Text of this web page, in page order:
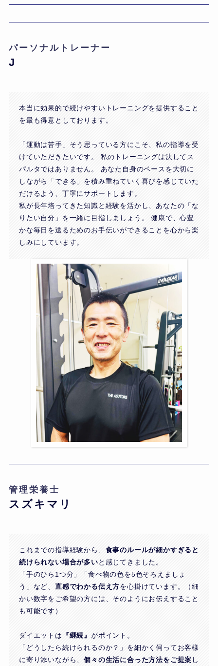
パーソナルトレーナー
J
本当に効果的で続けやすいトレーニングを提供すること
を最も得意としております。
「運動は苦手」そう思っている方にこそ、私の指導を受
けていただきたいです。 私のトレーニングは決してス
パルタではありません。 あなた自身のペースを大切に
しながら「できる」を積み重ねていく喜びを感じていた
だけるよう、丁寧にサポートします。
私が長年培ってきた知識と経験を活かし、あなたの「な
りたい自分」を一緒に目指しましょう。 健康で、心豊
かな毎日を送るためのお手伝いができることを心から楽
しみにしています。
管理栄養士
スズキマリ
これまでの指導経験から、 食事のルールが細かすぎると
続けられない場合が多いと感じてきました。
「手のひら1つ分」「食べ物の色を5色そろえましょ
う」など、 直感でわかる伝え方を心掛けています。（細
かい数字をご希望の方には、そのようにお伝えすること
も可能です）
ダイエットは 『継続』 がポイント。
「どうしたら続けられるのか？」を細かく伺ってお客様
に寄り添いながら、個々の生活に合った方法をご提案 し